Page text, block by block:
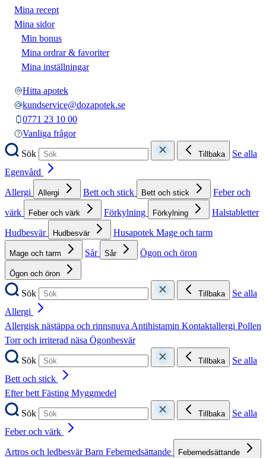
Mina recept
Mina sidor
Min bonus
Mina ordrar & favoriter
Mina inställningar
Hitta apotek
kundservice@dozapotek.se
0771 23 10 00
Vanliga frågor
Sök
Tillbaka
Se alla
Egenvård
Allergi
Allergi Bett och stick Bett och stick
Feber och
värk
Feber och värk Förkylning Förkylning
Halstabletter
Hudbesvär
Hudbesvär Husapotek Mage och tarm
Mage och tarm Sår Sår Ögon och öron
Ögon och öron
Sök Tillbaka
Se alla
Allergi
Allergisk nästäppa och rinnsnuvaAntihistamin Kontaktallergi Pollen
Torr och irriterad näsa Ögonbesvär
Sök
Tillbaka
Se alla
Bett och stick
Efter bettFästing Myggmedel
Sök
Tillbaka
Se alla
Feber och värk
Artros och ledbesvärBarn Febernedsättande Febernedsättande